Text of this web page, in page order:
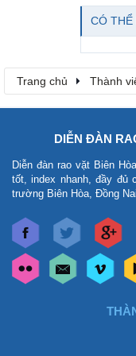
CÓ THỂ
Trang chủ Thành
DIỄN ĐÀN
Diễn đàn rao vặt Biên
tốt, index nhanh, đầy đủ
trường Biên Hòa, Đồng